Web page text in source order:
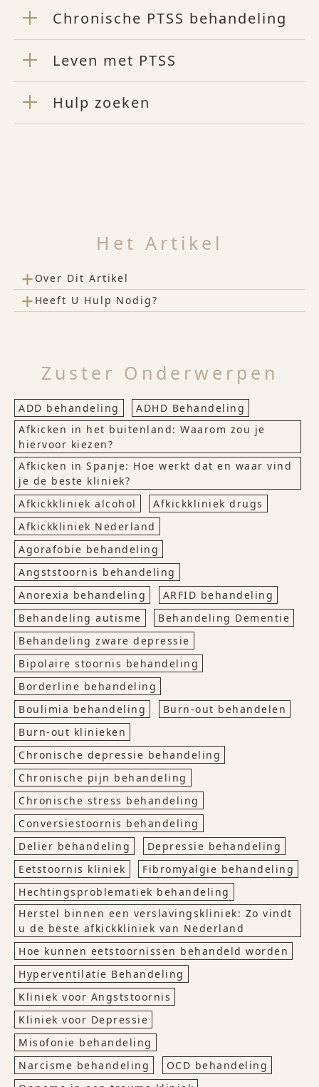
Chronische PTSS behandeling
Leven met PTSS
Hulp zoeken
Het Artikel
+ Over Dit Artikel
+ Heeft U Hulp Nodig?
Zuster Onderwerpen
ADD behandeling
ADHD Behandeling
Afkicken in het buitenland: Waarom zou je
hiervoor kiezen?
Afkicken in Spanje: Hoe werkt dat en waar vind
je de beste kliniek?
Afkickkliniek alcohol
Afkickkliniek drugs
Afkickkliniek Nederland
Agorafobie behandeling
Angststoornis behandeling
Anorexia behandeling
ARFID behandeling
Behandeling autisme
Behandeling Dementie
Behandeling zware depressie
Bipolaire stoornis behandeling
Borderline behandeling
Boulimia behandeling
Burn-out behandelen
Burn-out klinieken
Chronische depressie behandeling
Chronische pijn behandeling
Chronische stress behandeling
Conversiestoornis behandeling
Delier behandeling
Depressie behandeling
Eetstoornis kliniek
Fibromyalgie behandeling
Hechtingsproblematiek behandeling
Herstel binnen een verslavingskliniek: Zo vindt
u de beste afkickkliniek van Nederland
Hoe kunnen eetstoornissen behandeld worden
Hyperventilatie Behandeling
Kliniek voor Angststoornis
Kliniek voor Depressie
Misofonie behandeling
Narcisme behandeling
OCD behandeling